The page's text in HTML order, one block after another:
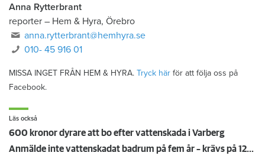
Anna Rytterbrant
reporter – Hem & Hyra, Örebro
anna.rytterbrant@hemhyra.se
010- 45 916 01
MISSA INGET FRÅN HEM & HYRA. Tryck här för att följa oss på
Facebook.
Läs också
600 kronor dyrare att bo efter vattenskada i Varberg
Anmälde inte vattenskadat badrum på fem år – krävs på 125 000 kronor